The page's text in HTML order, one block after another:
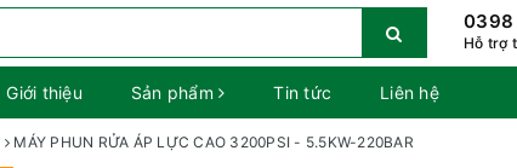
0398
Hỗ trợ
Giới thiệu Sản phẩm Tin tức Liên hệ
MÁY PHUN RỬA ÁP LỰC CAO 3200PSI - 5.5KW-220BAR